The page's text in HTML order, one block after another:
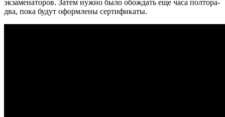
экзаменаторов. Затем нужно было обождать еще часа полтора-
два, пока будут оформлены сертификаты.